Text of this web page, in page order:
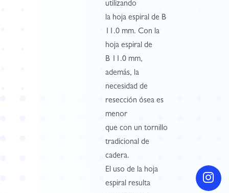
utilizando
la hoja espiral de B
11.0 mm. Con la
hoja espiral de
B 11.0 mm,
además, la
necesidad de
resección ósea es
menor
que con un tornillo
tradicional de
cadera.
El uso de la hoja
espiral resulta